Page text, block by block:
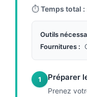
⏱Temps total :
Outils
Fournitures :
1 Préparer
Prenez